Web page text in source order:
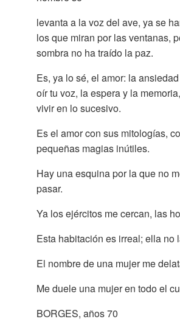
levanta a la voz del ave, ya se
los que miran por las ventanas,
sombra no ha traído la paz.
Es, ya lo sé, el amor: la
oír tu voz, la espera y la
vivir en lo sucesivo.
Es el amor con sus mitologías,
pequeñas magias inútiles.
Hay una esquina por la que no
pasar.
Ya los ejércitos me cercan, las
Esta habitación es irreal; ella no
El nombre de una mujer me
Me duele una mujer en todo el
BORGES, años 70